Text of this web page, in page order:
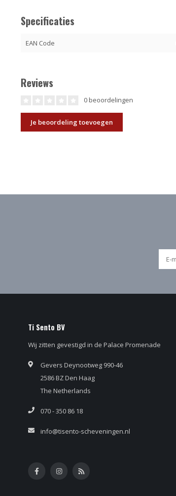
Specificaties
EAN Code
Reviews
0 beoordelingen
Je beoordeling toevoegen
Ti Sento BV
Wij zitten gevestigd in de Palace Promenade
Gevers Deynootweg 990-46
2586 BZ Den Haag
The Netherlands
070 - 350 86 18
info@tisento-scheveningen.nl